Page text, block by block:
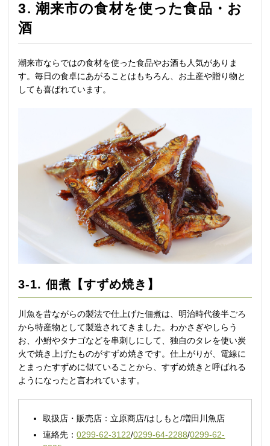
3. 潮来市の食材を使った食品・お
酒
潮来市ならではの食材を使った食品やお酒も人気がありま
す。毎日の食卓にあがることはもちろん、お土産や贈り物と
しても喜ばれています。
3-1. 佃煮【すずめ焼き】
川魚を昔ながらの製法で仕上げた佃煮は、明治時代後半ごろ
から特産物として製造されてきました。わかさぎやしらう
お、小鮒やタナゴなどを串刺しにして、独自のタレを使い炭
火で焼き上げたものがすずめ焼きです。仕上がりが、電線に
とまったすずめに似ていることから、すずめ焼きと呼ばれる
ようになったと言われています。
取扱店・販売店：立原商店/はしもと/増田川魚店
連絡先：0299-62-3122/0299-64-2288/0299-62-